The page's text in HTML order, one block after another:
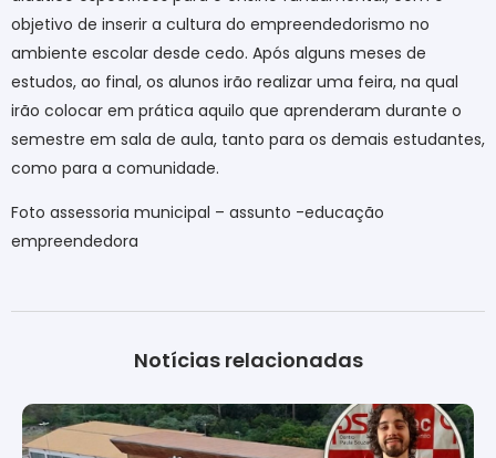
objetivo de inserir a cultura do empreendedorismo no
ambiente escolar desde cedo. Após alguns meses de
estudos, ao final, os alunos irão realizar uma feira, na qual
irão colocar em prática aquilo que aprenderam durante o
semestre em sala de aula, tanto para os demais estudantes,
como para a comunidade.
Foto assessoria municipal – assunto -educação
empreendedora
Notícias relacionadas